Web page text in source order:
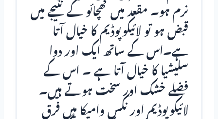
نرم ہو۔ مقعد میں کھچائو کے نتیجے میں
قبض ہو تو لائیکوپوڈیم کا خیال آتا
ہے۔اس کے ساتھ ایک اور دوا
سلیشیا کا خیال آتا ہے ۔ اس کے
فضلے خشک اور سخت ہوتے ہیں۔
لائیکوپوڈیم اور نکس وامیکا میں فرق